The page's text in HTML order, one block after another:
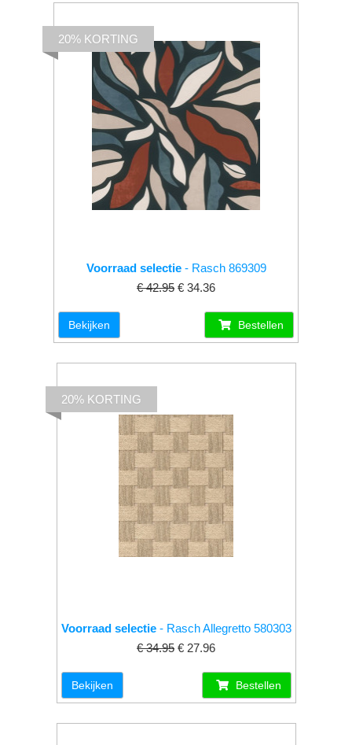
Voorraad selectie- Rasch 869309
€ 42.95 € 34.36
20% KORTING
Bekijken Bestellen
Voorraad selectie- Rasch Allegretto 580303
€ 34.95 € 27.96
20% KORTING
Bekijken Bestellen